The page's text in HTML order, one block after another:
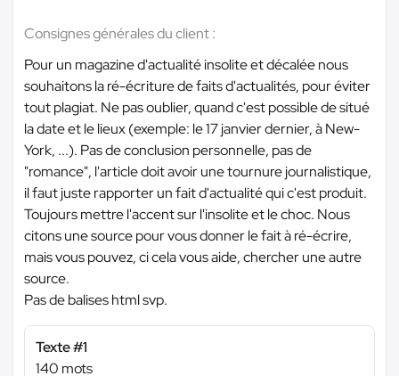
Consignes générales du client :
Pour un magazine d'actualité insolite et décalée nous
souhaitons la ré-écriture de faits d'actualités, pour éviter
tout plagiat. Ne pas oublier, quand c'est possible de situé
la date et le lieux (exemple: le 17 janvier dernier, à New-
York, ...). Pas de conclusion personnelle, pas de
"romance", l'article doit avoir une tournure journalistique,
il faut juste rapporter un fait d'actualité qui c'est produit.
Toujours mettre l'accent sur l'insolite et le choc. Nous
citons une source pour vous donner le fait à ré-écrire,
mais vous pouvez, ci cela vous aide, chercher une autre
source.
Pas de balises html svp.
Texte #1
140 mots